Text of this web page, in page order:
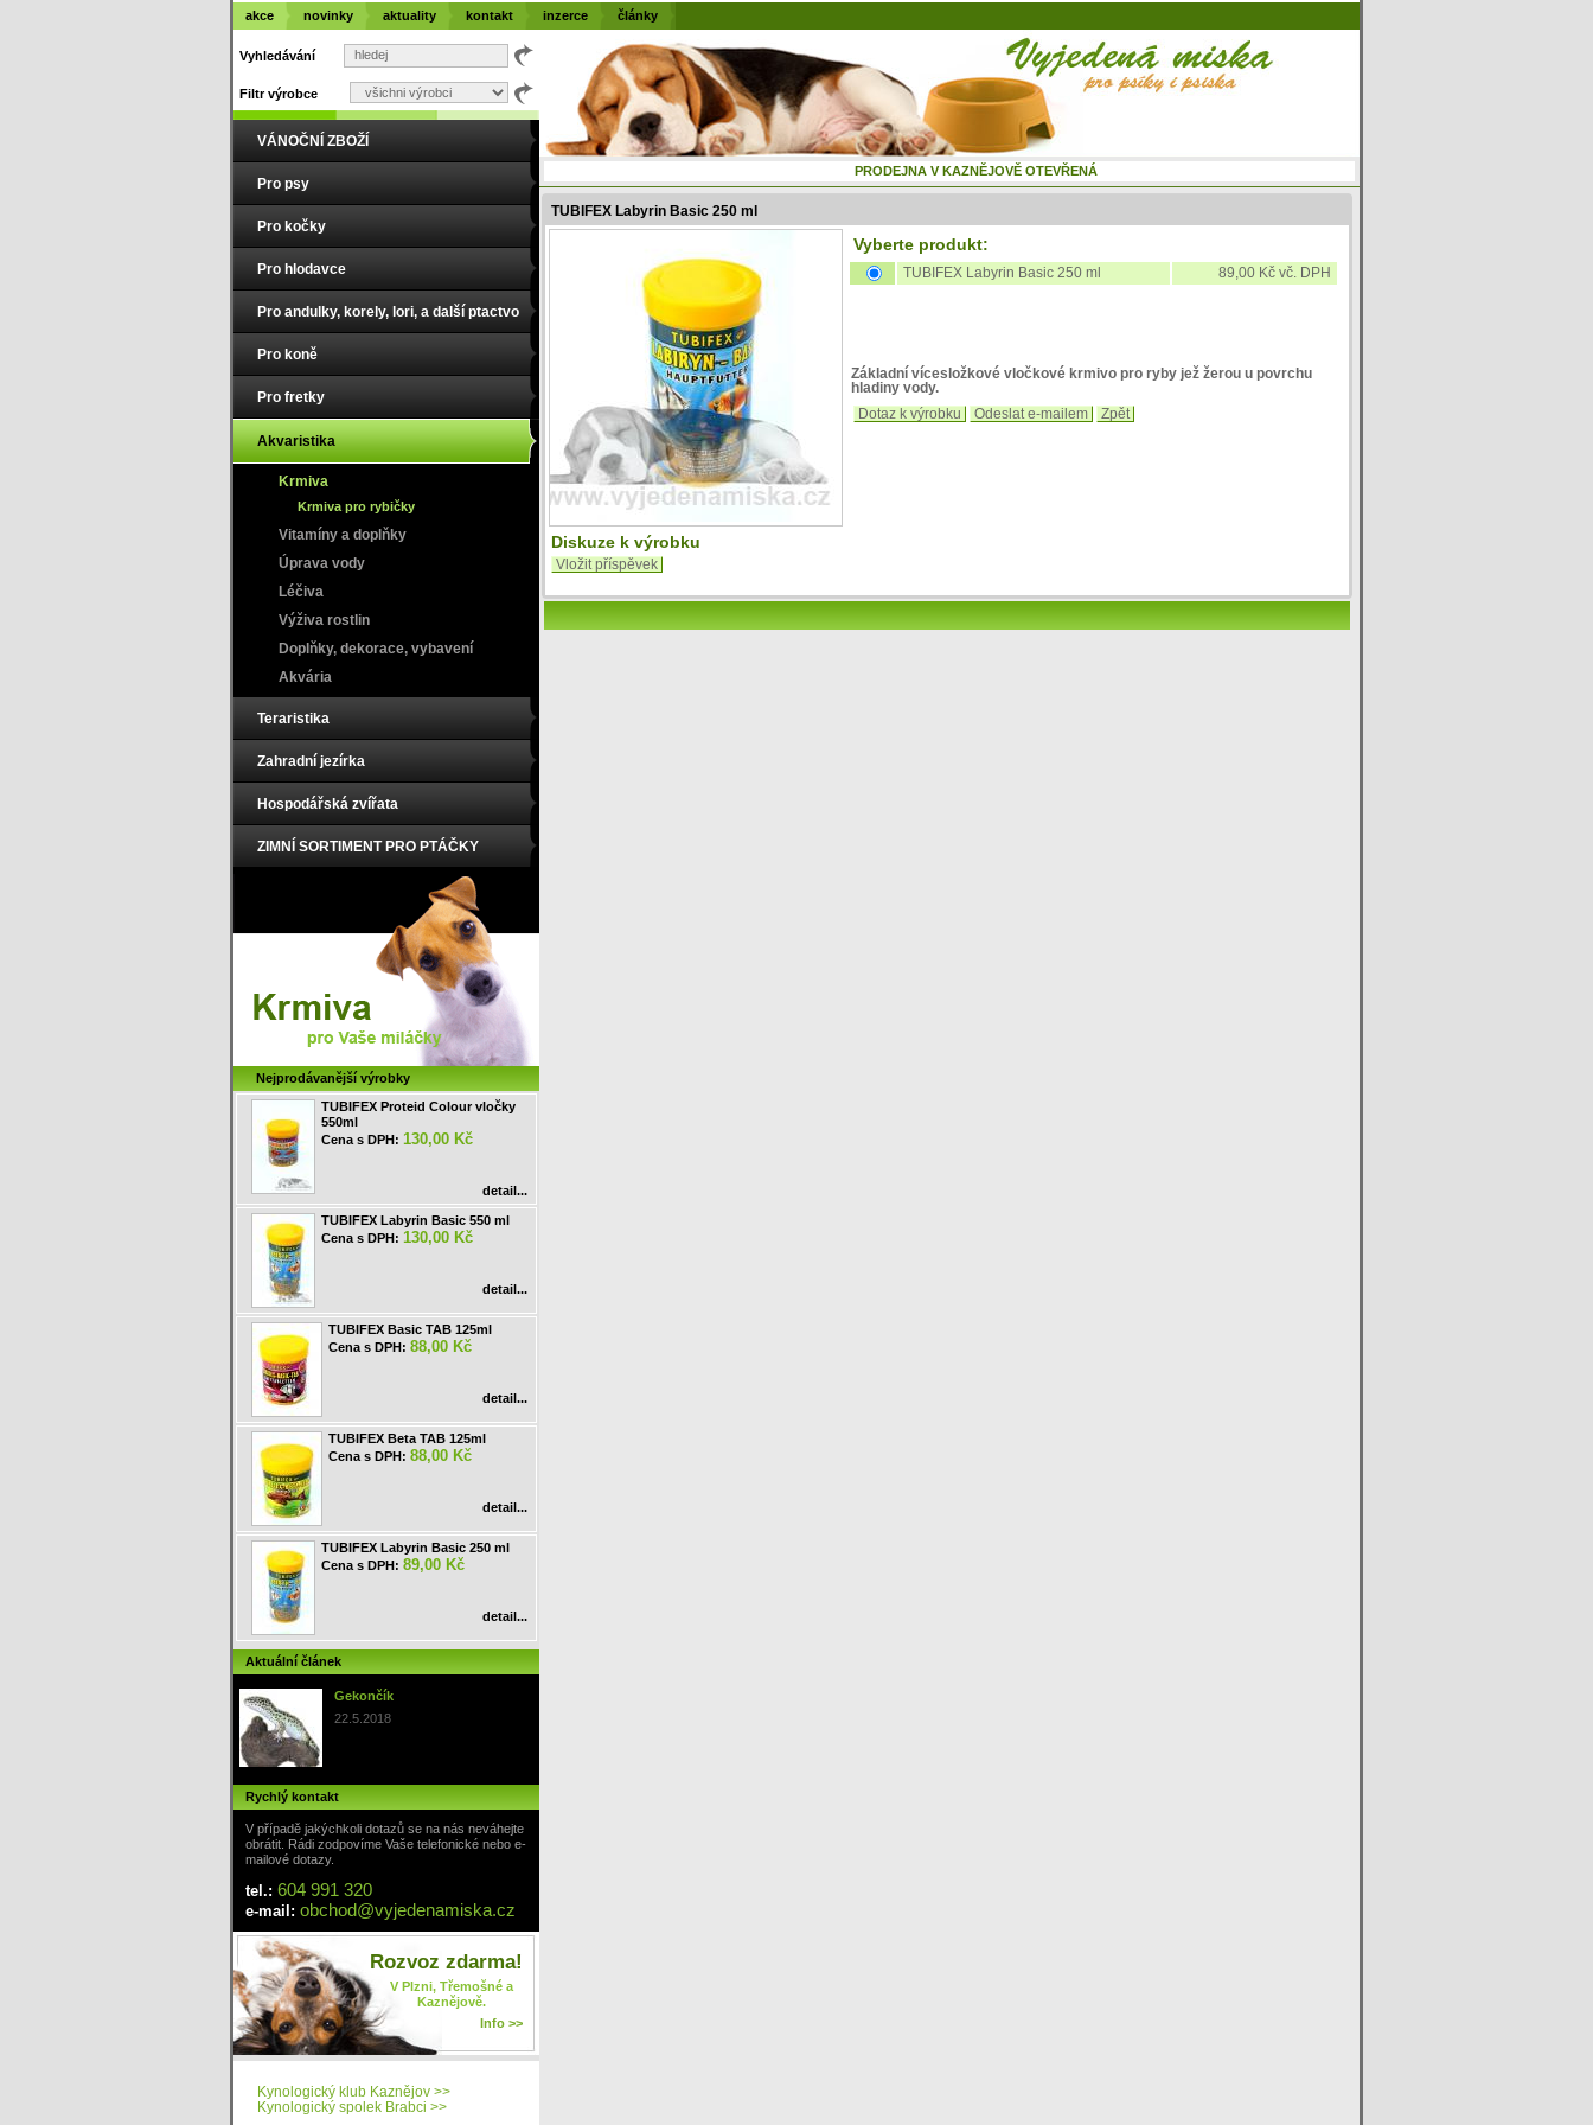
TUBIFEX Labyrin Basic 250 ml
Vyberte produkt:
TUBIFEX Labyrin Basic 250 ml 89,00 Kč vč. DPH
Základní vícesložkové vločkové krmivo pro ryby jež žerou u povrchu
hladiny vody.
Dotaz k výrobku
Odeslat e-mailem Zpět
Diskuze k výrobku
Vložit příspěvek
PRODEJNA V KAZNĚJOVĚ OTEVŘENÁ
Vyhledávání
Filtr výrobce
VÁNOČNÍ ZBOŽÍ
Pro psy
Pro kočky
Pro hlodavce
Pro andulky, korely, lori, a další ptactvo
Pro koně
Pro fretky
Akvaristika
Krmiva
Krmiva pro rybičky
Vitamíny a doplňky
Úprava vody
Léčiva
Výživa rostlin
Doplňky, dekorace, vybavení
Akvária
Teraristika
Zahradní jezírka
Hospodářská zvířata
ZIMNÍ SORTIMENT PRO PTÁČKY
Nejprodávanější výrobky
TUBIFEX Proteid Colour vločky
550ml
Cena s DPH: 130,00 Kč
detail...
TUBIFEX Labyrin Basic 550 ml
Cena s DPH: 130,00 Kč
detail...
TUBIFEX Basic TAB 125ml
Cena s DPH: 88,00 Kč
detail...
TUBIFEX Beta TAB 125ml
Cena s DPH: 88,00 Kč
detail...
TUBIFEX Labyrin Basic 250 ml
Cena s DPH: 89,00 Kč
detail...
Aktuální článek
Gekončík
22.5.2018
Rychlý kontakt
V případě jakýchkoli dotazů se na nás neváhejte
obrátit. Rádi zodpovíme Vaše telefonické nebo e-
mailové dotazy.
tel.: 604 991 320
e-mail: obchod@vyjedenamiska.cz
Rozvoz zdarma!
V Plzni, Třemošné a
Kaznějově.
Info >>
Kynologický klub Kaznějov >>
Kynologický spolek Brabci >>
akce novinky aktuality kontakt inzerce články